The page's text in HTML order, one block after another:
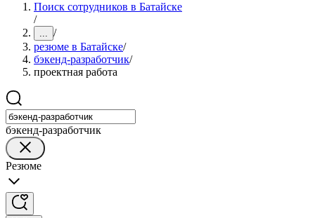
Поиск сотрудников в Батайске
/
... /
резюме в Батайске/
бэкенд-разработчик/
проектная работа
бэкенд-разработчик
Резюме